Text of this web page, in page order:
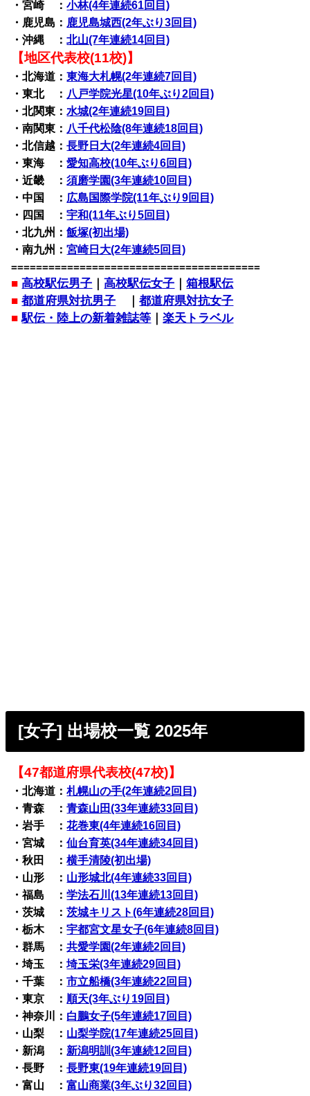
・宮崎 ：小林(4年連続61回目)
・鹿児島： 鹿児島城西(2年ぶり3回目)
・沖縄 ：北山(7年連続14回目)
【地区代表校(11校)】
・北海道：東海大札幌(2年連続7回目)
・東北 ： 八戸学院光星(10年ぶり2回目)
・北関東：水城(2年連続19回目)
・南関東： 八千代松陰(8年連続18回目)
・北信越：長野日大(2年連続4回目)
・東海 ：愛知高校(10年ぶり6回目)
・近畿 ：須磨学園(3年連続10回目)
・中国 ： 広島国際学院(11年ぶり9回目)
・四国 ：宇和(11年ぶり5回目)
・北九州：飯塚(初出場)
・南九州：宮崎日大(2年連続5回目)
========================================
■ 高校駅伝男子 ｜高校駅伝女子 ｜箱根駅伝
■ 都道府県対抗男子 ｜都道府県対抗女子
■ 駅伝・陸上の新着雑誌等 ｜楽天トラベル
[女子] 出場校一覧 2025年
【47都道府県代表校(47校)】
・北海道：札幌山の手(2年連続2回目)
・青森 ：青森山田(33年連続33回目)
・岩手 ：花巻東(4年連続16回目)
・宮城 ：仙台育英(34年連続34回目)
・秋田 ：横手清陵(初出場)
・山形 ： 山形城北(4年連続33回目)
・福島 ：学法石川(13年連続13回目)
・茨城 ：茨城キリスト(6年連続28回目)
・栃木 ：宇都宮文星女子(6年連続8回目)
・群馬 ：共愛学園(2年連続2回目)
・埼玉 ：埼玉栄(3年連続29回目)
・千葉 ：市立船橋(3年連続22回目)
・東京 ： 順天(3年ぶり19回目)
・神奈川： 白鵬女子(5年連続17回目)
・山梨 ： 山梨学院(17年連続25回目)
・新潟 ：新潟明訓(3年連続12回目)
・長野 ：長野東(19年連続19回目)
・富山 ：富山商業(3年ぶり32回目)